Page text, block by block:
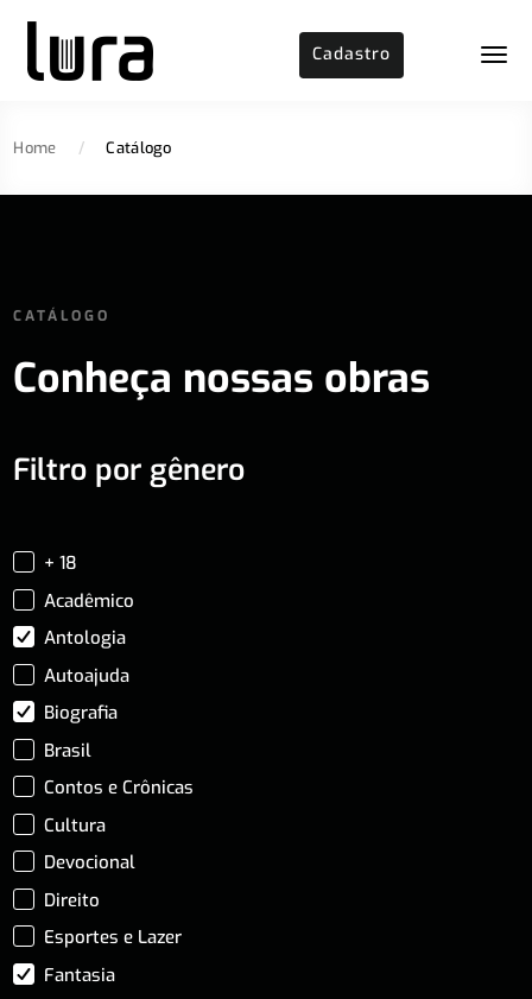
Cadastro
Home / Catálogo
CATÁLOGO
Conheça nossas obras
Filtro por gênero
+ 18
Acadêmico
Antologia
Autoajuda
Biografia
Brasil
Contos e Crônicas
Cultura
Devocional
Direito
Esportes e Lazer
Fantasia